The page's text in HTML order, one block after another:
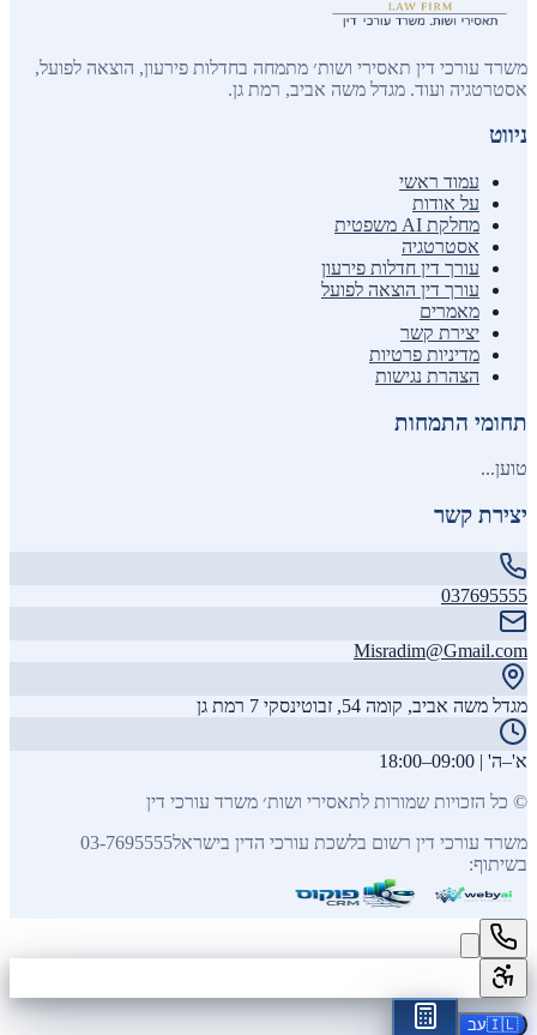
משרד עורכי דין תאסירי ושות׳ מתמחה בחדלות פירעון, הוצאה לפועל,
אסטרטגיה ועוד. מגדל משה אביב, רמת גן.
ניווט
עמוד ראשי
על אודות
מחלקת AI משפטית
אסטרטגיה
עורך דין חדלות פירעון
עורך דין הוצאה לפועל
מאמרים
יצירת קשר
מדיניות פרטיות
הצהרת נגישות
תחומי התמחות
טוען...
יצירת קשר
037695555
Misradim@Gmail.com
מגדל משה אביב, קומה 54, זבוטינסקי 7 רמת גן
א'–ה' | 09:00–18:00
© כל הזכויות שמורות לתאסירי ושות׳ משרד עורכי דין
משרד עורכי דין רשום בלשכת עורכי הדין בישראל03-7695555
בשיתוף:
🇮🇱עב